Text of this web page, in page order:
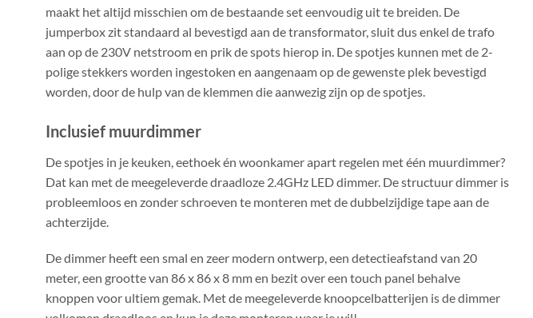
maakt het altijd misschien om de bestaande set eenvoudig uit te breiden. De
jumperbox zit standaard al bevestigd aan de transformator, sluit dus enkel de trafo
aan op de 230V netstroom en prik de spots hierop in. De spotjes kunnen met de 2-
polige stekkers worden ingestoken en aangenaam op de gewenste plek bevestigd
worden, door de hulp van de klemmen die aanwezig zijn op de spotjes.
Inclusief muurdimmer
De spotjes in je keuken, eethoek én woonkamer apart regelen met één muurdimmer?
Dat kan met de meegeleverde draadloze 2.4GHz LED dimmer. De structuur dimmer is
probleemloos en zonder schroeven te monteren met de dubbelzijdige tape aan de
achterzijde.
De dimmer heeft een smal en zeer modern ontwerp, een detectieafstand van 20
meter, een grootte van 86 x 86 x 8 mm en bezit over een touch panel behalve
knoppen voor ultiem gemak. Met de meegeleverde knoopcelbatterijen is de dimmer